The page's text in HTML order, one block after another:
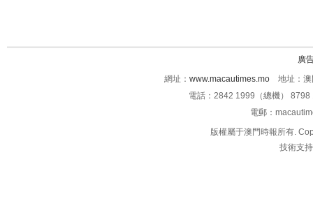
廣
網址： www.macautimes.mo 地址：澳
電話：2842 1999（總機）
電郵：
版權屬于澳門時報所有.
技術支